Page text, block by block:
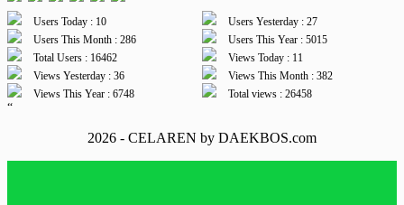
Users Today : 10
Users Yesterday : 27
Users This Month : 286
Users This Year : 5015
Total Users : 16462
Views Today : 11
Views Yesterday : 36
Views This Month : 382
Views This Year : 6748
Total views : 26458
“
2026 - CELAREN by DAEKBOS.com